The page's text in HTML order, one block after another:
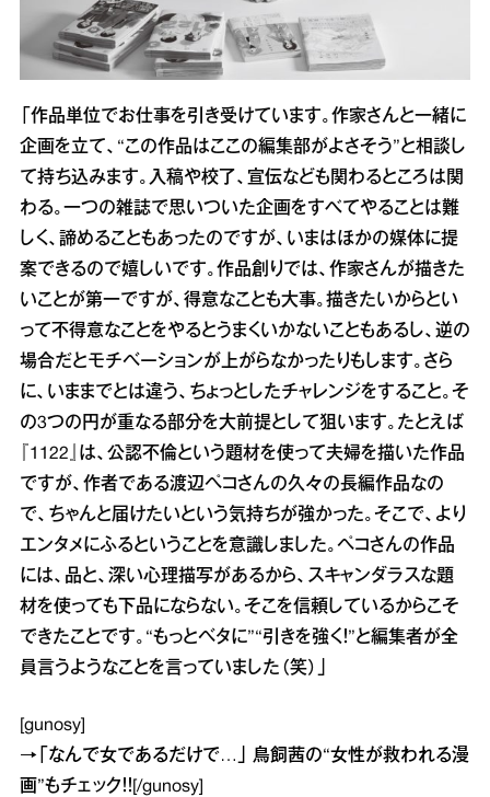
「作品単位でお仕事を引き受けています。作家さんと一緒に
企画を立て、“この作品はここの編集部がよさそう”と相談し
て持ち込みます。入稿や校了、宣伝なども関わるところは関
わる。一つの雑誌で思いついた企画をすべてやることは難
しく、諦めることもあったのですが、いまはほかの媒体に提
案できるので嬉しいです。作品創りでは、作家さんが描きた
いことが第一ですが、得意なことも大事。描きたいからとい
って不得意なことをやるとうまくいかないこともあるし、逆の
場合だとモチベーションが上がらなかったりもします。さら
に、いままでとは違う、ちょっとしたチャレンジをすること。そ
の3つの円が重なる部分を大前提として狙います。たとえば
『1122』は、公認不倫という題材を使って夫婦を描いた作品
ですが、作者である渡辺ペコさんの久々の長編作品なの
で、ちゃんと届けたいという気持ちが強かった。そこで、より
エンタメにふるということを意識しました。ペコさんの作品
には、品と、深い心理描写があるから、スキャンダラスな題
材を使っても下品にならない。そこを信頼しているからこそ
できたことです。“もっとベタに”“引きを強く！”と編集者が全
員言うようなことを言っていました（笑）」
[gunosy]
→ 「なんで女であるだけで…」 鳥飼茜の“女性が救われる漫
画”もチェック！！[/gunosy]